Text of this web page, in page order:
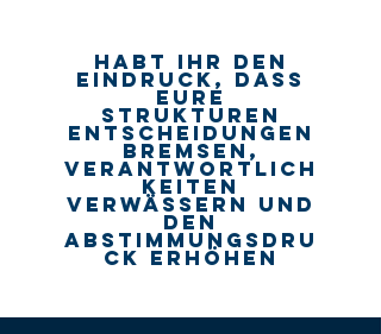
Habt Ihr den
Eindruck, dass
Eure
Strukturen
Entscheidungen
bremsen,
Verantwortlich
keiten
verwässern und
den
Abstimmungsdru
ck erhöhen